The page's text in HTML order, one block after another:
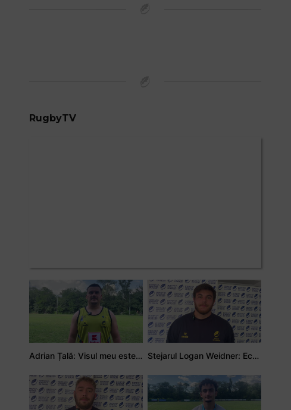
RugbyTV
Adrian Țală: Visul meu este să debutez pentru România Stejarul Logan Weidner: Echipa a muncit mult, iar asta se va vedea în meciurile de la Nations Cup